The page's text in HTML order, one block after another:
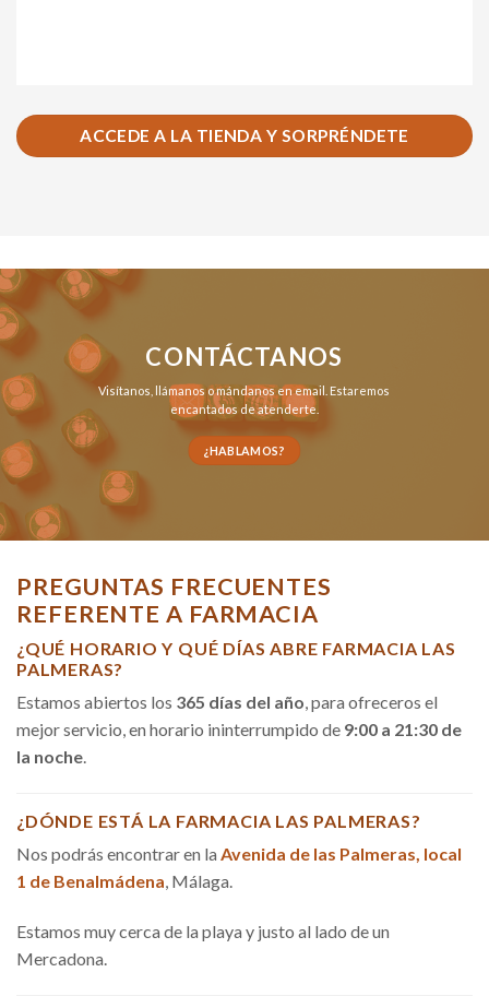
ACCEDE A LA TIENDA Y SORPRÉNDETE
CONTÁCTANOS
Visítanos, llámanosomándanos en email . Estaremos
encantados de atenderte.
¿HABLAMOS?
PREGUNTAS FRECUENTES
REFERENTE A FARMACIA
¿QUÉ HORARIO Y QUÉ DÍAS ABRE FARMACIA LAS
PALMERAS?
Estamos abiertos los 365 días del año, para ofreceros el
mejor servicio, en horario ininterrumpido de 9:00 a 21:30 de
la noche.
¿DÓNDE ESTÁ LA FARMACIA LAS PALMERAS?
Nos podrás encontrar en la Avenida de las Palmeras, local
1 de Benalmádena, Málaga.
Estamos muy cerca de la playa y justo al lado de un
Mercadona.